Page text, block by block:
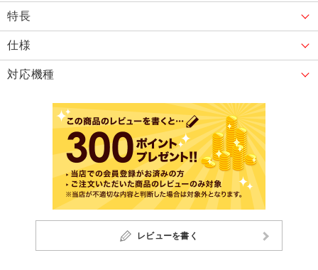
特長
仕様
対応機種
レビューを書く